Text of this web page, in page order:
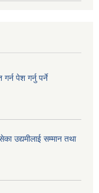
पेश गर्नु पर्ने
उद्यमीलाई सम्मान तथा